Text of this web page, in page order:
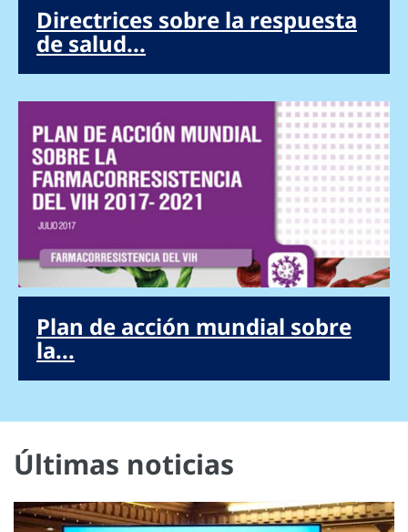
Directrices sobre la respuesta
de salud...
Plan de acción mundial sobre
la...
Últimas noticias